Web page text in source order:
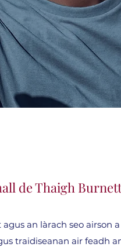
de Thaigh
an làrach seo
traidiseanan air feadh